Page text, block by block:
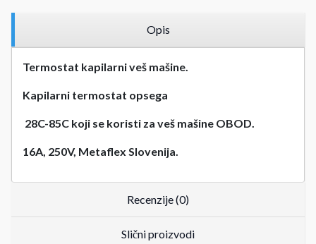
Opis
Termostat kapilarni veš mašine.
Kapilarni termostat opsega
28C-85C koji se koristi za veš mašine OBOD.
16A, 250V, Metaflex Slovenija.
Recenzije (0)
Slični proizvodi